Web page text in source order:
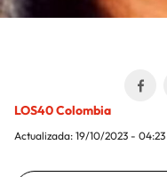
LOS40 Colombia
Actualizada: 19/10/2023 - 04:23